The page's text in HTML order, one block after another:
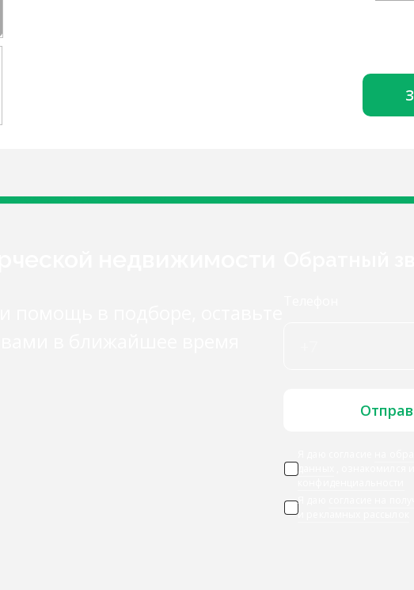
данных
Я даю
и рекламных рассылок